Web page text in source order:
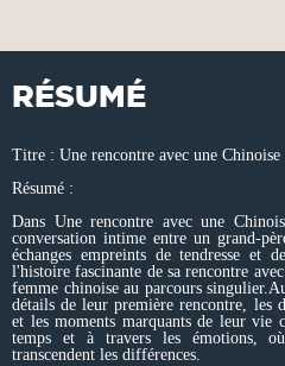
RÉSUMÉ
Titre : Une rencontre avec une Chinoise
Résumé :
Dans Une rencontre avec une
conversation intime entre un grand-
échanges empreints de tendresse et
l'histoire fascinante de sa rencontre
femme chinoise au parcours
détails de leur première rencontre, les
et les moments marquants de leur vie
temps et à travers les émotions,
transcendent les différences.